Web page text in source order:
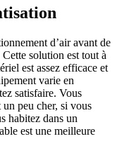
d’air avant de
solution est tout à
est assez efficace et
varie en
satisfaire. Vous
peu cher, si vous
habitez dans un
est une meilleure